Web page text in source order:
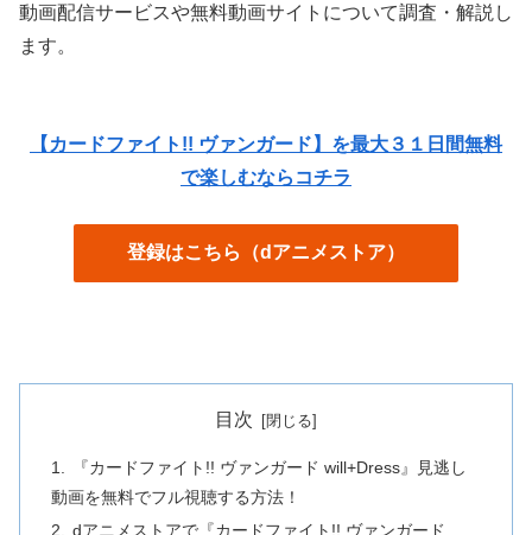
動画配信サービスや無料動画サイトについて調査・解説し
ます。
【カードファイト!! ヴァンガード】を最大３１日間無料
で楽しむならコチラ
登録はこちら（dアニメストア）
目次
『カードファイト!! ヴァンガード will+Dress』見逃し
動画を無料でフル視聴する方法！
dアニメストアで『カードファイト!! ヴァンガード